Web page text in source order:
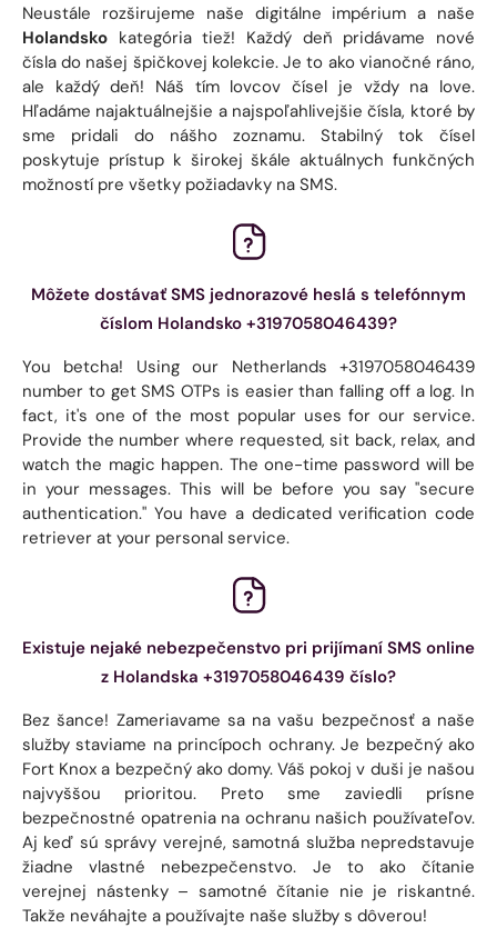
Neustále rozširujeme naše digitálne impérium a naše
Holandsko kategória tiež! Každý deň pridávame nové
čísla do našej špičkovej kolekcie. Je to ako vianočné ráno,
ale každý deň! Náš tím lovcov čísel je vždy na love.
Hľadáme najaktuálnejšie a najspoľahlivejšie čísla, ktoré by
sme pridali do nášho zoznamu. Stabilný tok čísel
poskytuje prístup k širokej škále aktuálnych funkčných
možností pre všetky požiadavky na SMS.
Môžete dostávať SMS jednorazové heslá s telefónnym
číslom Holandsko +3197058046439?
You betcha! Using our Netherlands +3197058046439
number to get SMS OTPs is easier than falling off a log. In
fact, it's one of the most popular uses for our service.
Provide the number where requested, sit back, relax, and
watch the magic happen. The one-time password will be
in your messages. This will be before you say "secure
authentication." You have a dedicated verification code
retriever at your personal service.
Existuje nejaké nebezpečenstvo pri prijímaní SMS online
z Holandska +3197058046439 číslo?
Bez šance! Zameriavame sa na vašu bezpečnosť a naše
služby staviame na princípoch ochrany. Je bezpečný ako
Fort Knox a bezpečný ako domy. Váš pokoj v duši je našou
najvyššou prioritou. Preto sme zaviedli prísne
bezpečnostné opatrenia na ochranu našich používateľov.
Aj keď sú správy verejné, samotná služba nepredstavuje
žiadne vlastné nebezpečenstvo. Je to ako čítanie
verejnej nástenky – samotné čítanie nie je riskantné.
Takže neváhajte a používajte naše služby s dôverou!